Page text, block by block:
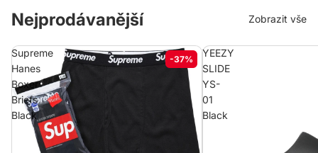
Nejprodávanější Zobrazit vše
Supreme
Hanes
Boxer
Briefs
Black
-37%
YEEZY
SLIDE
YS-
01
Black